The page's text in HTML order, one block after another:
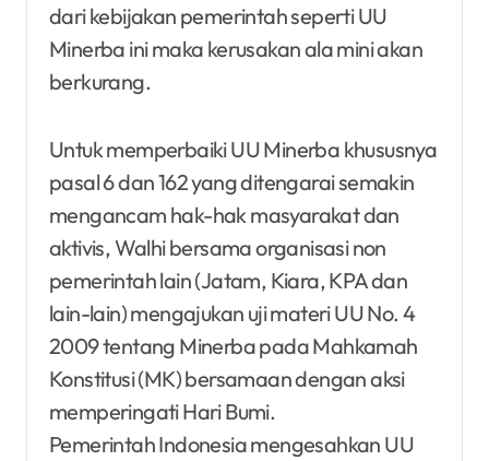
dari kebijakan pemerintah seperti UU
Minerba ini maka kerusakan ala mini akan
berkurang.
Untuk memperbaiki UU Minerba khususnya
pasal 6 dan 162 yang ditengarai semakin
mengancam hak-hak masyarakat dan
aktivis, Walhi bersama organisasi non
pemerintah lain (Jatam, Kiara, KPA dan
lain-lain) mengajukan uji materi UU No. 4
2009 tentang Minerba pada Mahkamah
Konstitusi (MK) bersamaan dengan aksi
memperingati Hari Bumi.
Pemerintah Indonesia mengesahkan UU